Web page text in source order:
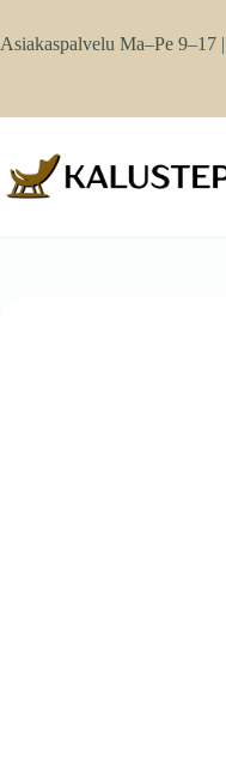
content
Asiakaspalvelu Ma–Pe 9–17 |